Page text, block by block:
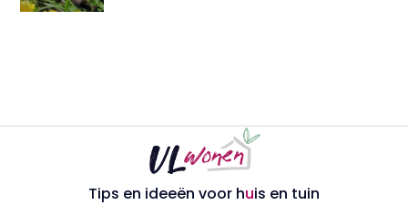
Tips en ideeën voor huis en tuin